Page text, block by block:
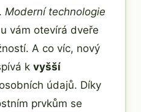
Moderní technologie
vám otevírá dveře
A co víc, nový
k vyšší
údajů. Díky
prvkům se